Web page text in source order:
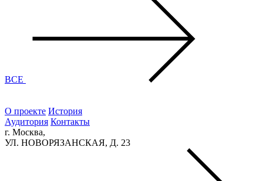
ВСЕ
О проекте История
Аудитория Контакты
г. Москва,
УЛ. НОВОРЯЗАНСКАЯ, Д. 23